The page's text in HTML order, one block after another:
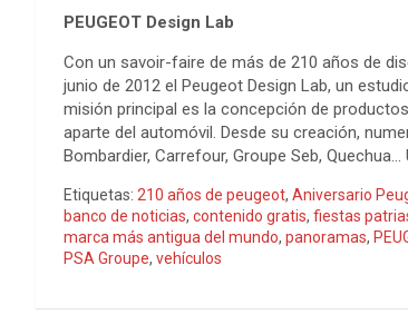
PEUGEOT Design Lab
Con un savoir-faire de más de 210 años de
junio de 2012 el Peugeot Design Lab, un
misión principal es la concepción de
aparte del automóvil. Desde su creación,
Bombardier, Carrefour, Groupe Seb,
Etiquetas: 210 años de peugeot, Aniversario
banco de noticias, contenido gratis, fiestas
marca más antigua del mundo, panoramas,
PSA Groupe, vehículos